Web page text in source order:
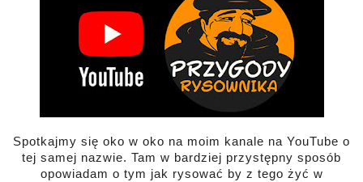
Spotkajmy się oko w oko na moim kanale na YouTube o
tej samej nazwie. Tam w bardziej przystępny sposób
opowiadam o tym jak rysować by z tego żyć w